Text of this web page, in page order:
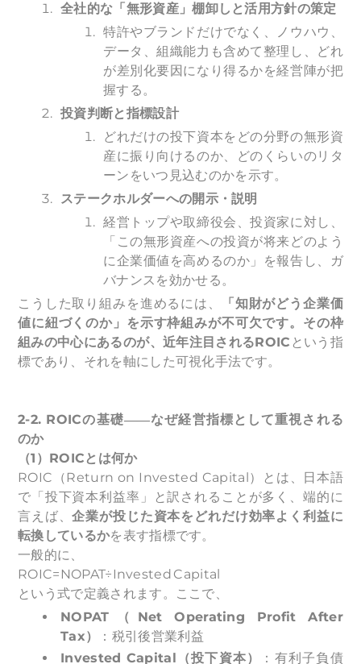
全社的な「無形資産」棚卸しと活用方針の策定
特許やブランドだけでなく、ノウハウ、
データ、組織能力も含めて整理し、どれ
が差別化要因になり得るかを経営陣が把
握する。
投資判断と指標設計
どれだけの投下資本をどの分野の無形資
産に振り向けるのか、どのくらいのリタ
ーンをいつ見込むのかを示す。
ステークホルダーへの開示・説明
経営トップや取締役会、投資家に対し、
「この無形資産への投資が将来どのよう
に企業価値を高めるのか」を報告し、ガ
バナンスを効かせる。
こうした取り組みを進めるには、
「知財がどう企業価
値に紐づくのか」を示す枠組みが不可欠です。その枠
組みの中心にあるのが、近年注目されるROIC という指
標であり、それを軸にした可視化手法です。
2-2. ROICの基礎――なぜ経営指標として重視される
のか
（1）ROICとは何か
ROIC（Return on Invested Capital）とは、日本語
で「投下資本利益率」と訳されることが多く、端的に
言えば、企業が投じた資本をどれだけ効率よく利益に
転換しているかを表す指標です。
一般的に、
ROIC=NOPAT÷Invested Capital
という式で定義されます。ここで、
NOPAT （Net Operating Profit After
Tax）
：税引後営業利益
Invested Capital （投下資本） ：有利子負債